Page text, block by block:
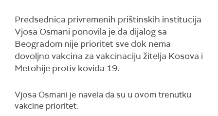
Predsednica privremenih prištinskih institucija
Vjosa Osmani ponovila je da dijalog sa
Beogradom nije prioritet sve dok nema
dovoljno vakcina za vakcinaciju žitelja Kosova i
Metohije protiv kovida 19.
Vjosa Osmani je navela da su u ovom trenutku
vakcine prioritet.